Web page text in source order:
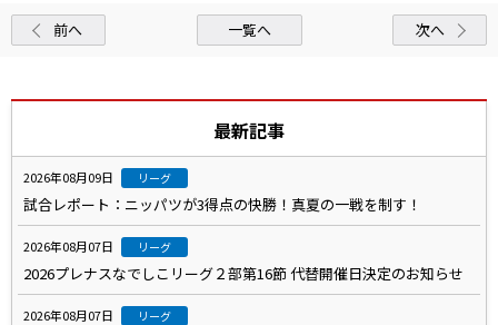
前へ 一覧へ 次へ
最新記事
2026年08月09日 リーグ
試合レポート：ニッパツが3得点の快勝！真夏の一戦を制す！
2026年08月07日 リーグ
2026プレナスなでしこリーグ２部第16節 代替開催日決定のお知らせ
2026年08月07日 リーグ